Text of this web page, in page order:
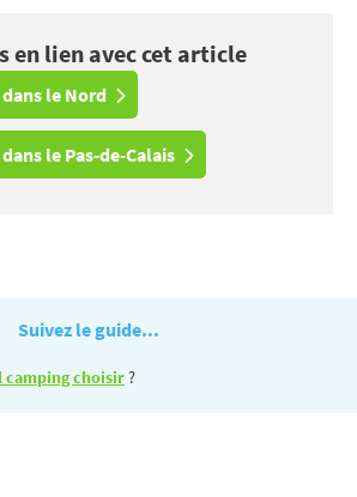
en lien avec cet article
le Nord
le Pas-de-Calais
Suivez le guide...
camping choisir?